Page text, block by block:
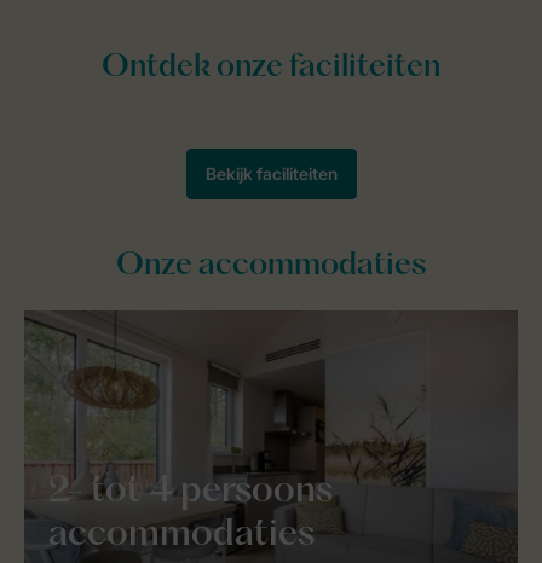
Onze accommodaties
2- tot 4 persoons
accommodaties